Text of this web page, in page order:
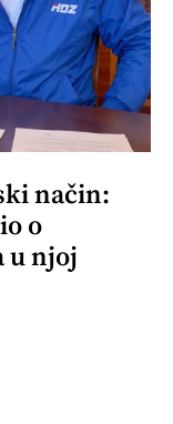
način:
o
u njoj